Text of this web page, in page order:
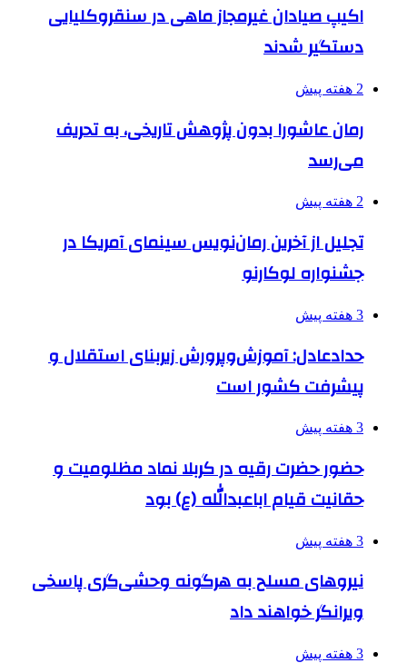
اکیپ صیادان غیرمجاز ماهی در سنقروکلیایی
دستگیر شدند
2 هفته پیش
رمان عاشورا بدون پژوهش تاریخی، به تحریف
می‌رسد
2 هفته پیش
تجلیل از آخرین رمان‌نویس سینمای آمریکا در
جشنواره لوکارنو
3 هفته پیش
حدادعادل: آموزش‌وپرورش زیربنای استقلال و
پیشرفت کشور است
3 هفته پیش
حضور حضرت رقیه در کربلا نماد مظلومیت و
حقانیت قیام اباعبدالله (ع) بود
3 هفته پیش
نیروهای مسلح به هرگونه وحشی‌گری پاسخی
ویرانگر خواهند داد
3 هفته پیش